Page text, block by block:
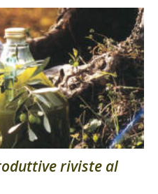
riviste al